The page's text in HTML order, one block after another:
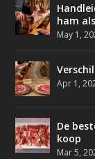
ham
May 1,
Apr 1,
De
koop
Mar 5,